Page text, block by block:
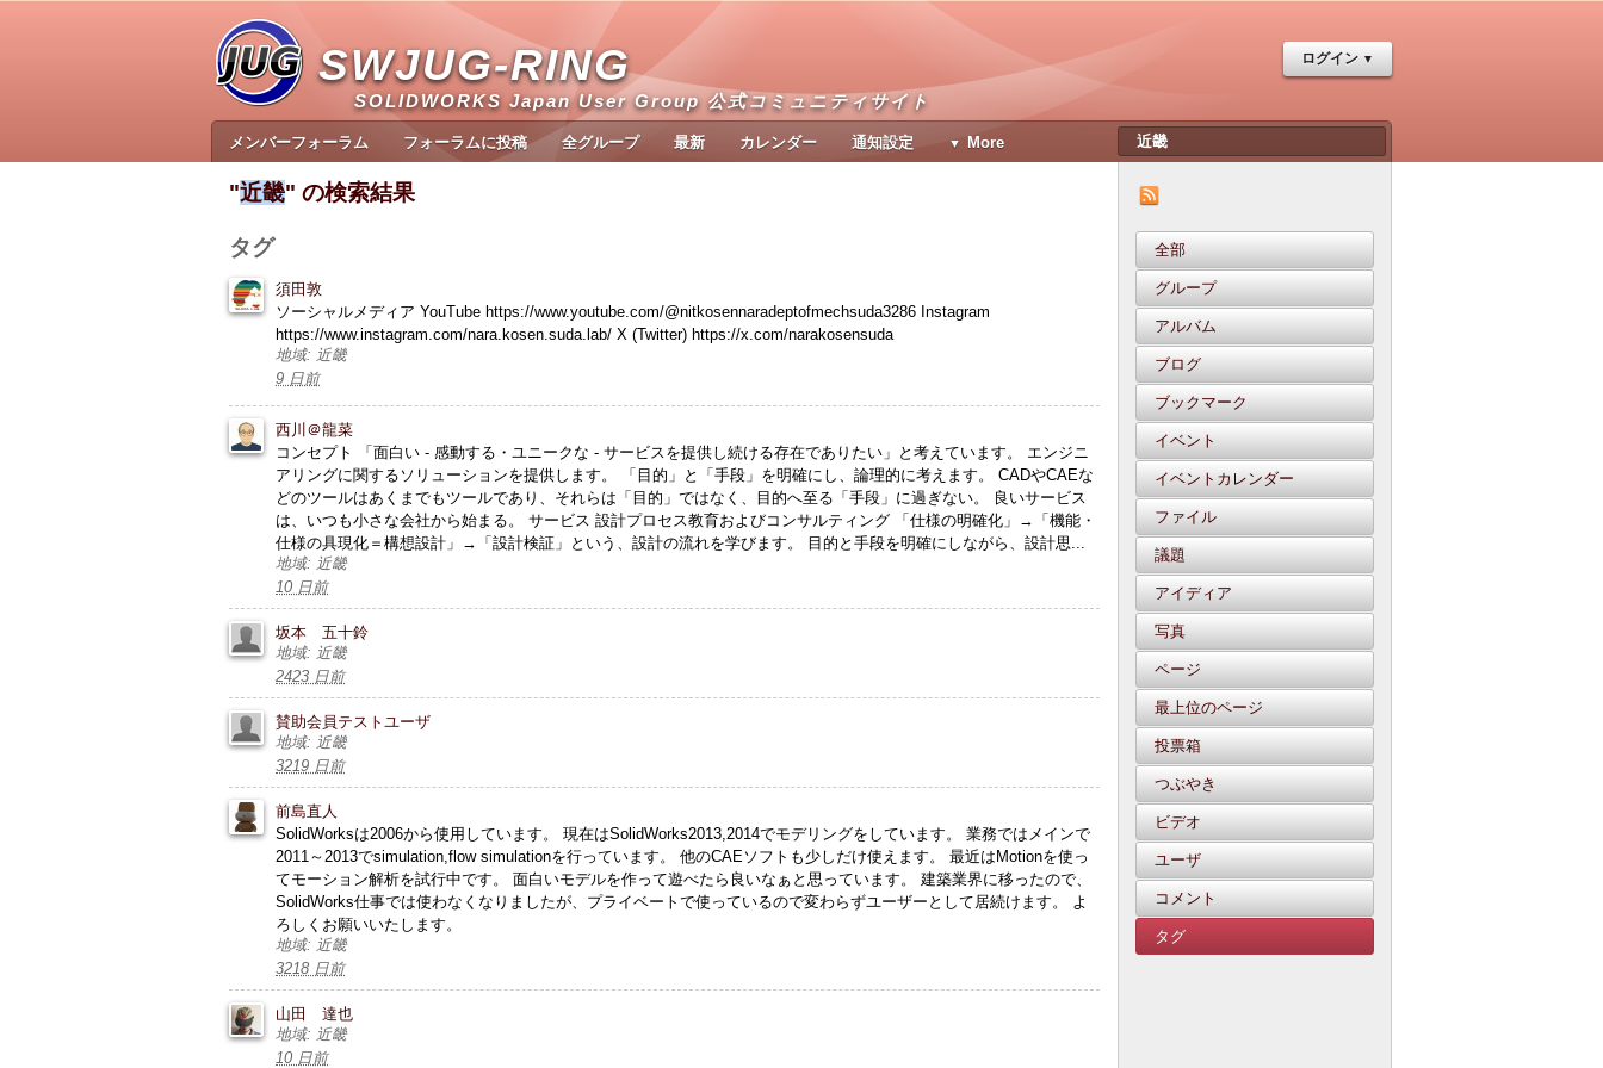
SWJUG-RING
SOLIDWORKS Japan User Group 公式コミュニティサイト
ログイン
メンバーフォーラム フォーラムに投稿 全グループ 最新 カレンダー 通知設定 More
全部
グループ
アルバム
ブログ
ブックマーク
イベント
イベントカレンダー
ファイル
議題
アイディア
写真
ページ
最上位のページ
投票箱
つぶやき
ビデオ
ユーザ
コメント
タグ
"近畿" の検索結果
タグ
須田敦
ソーシャルメディア YouTube https://www.youtube.com/@nitkosennaradeptofmechsuda3286 Instagram
https://www.instagram.com/nara.kosen.suda.lab/ X (Twitter) https://x.com/narakosensuda
地域: 近畿
9 日前
西川＠龍菜
コンセプト 「面白い - 感動する・ユニークな - サービスを提供し続ける存在でありたい」と考えています。 エンジニ
アリングに関するソリューションを提供します。 「目的」と「手段」を明確にし、論理的に考えます。 CADやCAEな
どのツールはあくまでもツールであり、それらは「目的」ではなく、目的へ至る「手段」に過ぎない。 良いサービス
は、いつも小さな会社から始まる。 サービス 設計プロセス教育およびコンサルティング 「仕様の明確化」→「機能・
仕様の具現化＝構想設計」→「設計検証」という、設計の流れを学びます。 目的と手段を明確にしながら、設計思...
地域: 近畿
10 日前
坂本 五十鈴
地域: 近畿
2423 日前
賛助会員テストユーザ
地域: 近畿
3219 日前
前島直人
SolidWorksは2006から使用しています。 現在はSolidWorks2013,2014でモデリングをしています。 業務ではメインで
2011～2013でsimulation,flow simulationを行っています。 他のCAEソフトも少しだけ使えます。 最近はMotionを使っ
てモーション解析を試行中です。 面白いモデルを作って遊べたら良いなぁと思っています。 建築業界に移ったので、
SolidWorks仕事では使わなくなりましたが、プライベートで使っているので変わらずユーザーとして居続けます。 よ
ろしくお願いいたします。
地域: 近畿
3218 日前
山田 達也
地域: 近畿
10 日前